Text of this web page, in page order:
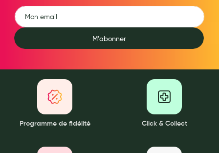
M'abonner
Programme de fidélité Click & Collect